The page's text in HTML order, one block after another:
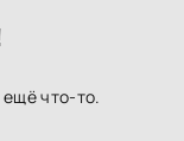
что-то.